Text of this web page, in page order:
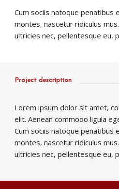
Cum sociis natoque penatibus
montes, nascetur ridiculus
ultricies nec, pellentesque eu,
Project description
Lorem ipsum dolor sit amet,
elit. Aenean commodo ligula
Cum sociis natoque penatibus
montes, nascetur ridiculus
ultricies nec, pellentesque eu,